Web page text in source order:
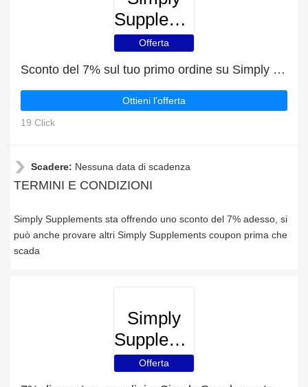
Supplements
Offerta
Sconto del 7% sul tuo primo ordine su Simply Supplements
Ottieni l'offerta
19 Click
Scadere: Nessuna data di scadenza
TERMINI E CONDIZIONI
Simply Supplements sta offrendo uno sconto del 7% adesso, si
può anche provare altri Simply Supplements coupon prima che
scada
Simply
Supplements
Offerta